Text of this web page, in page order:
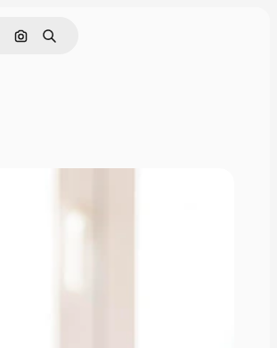
Cerca per immagine
Ricerca